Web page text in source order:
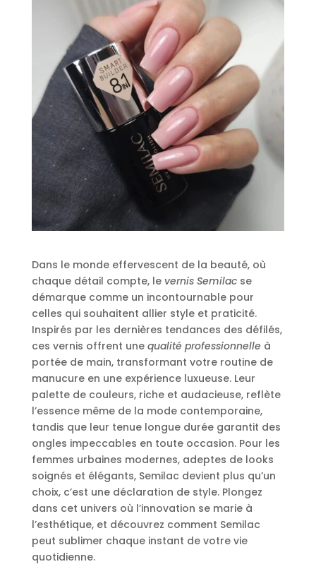
Dans le monde effervescent de la beauté, où
chaque détail compte, le vernis Semilacse
démarque comme un incontournable pour
celles qui souhaitent allier style et praticité.
Inspirés par les dernières tendances des défilés,
ces vernis offrent une qualité professionnelle à
portée de main, transformant votre routine de
manucure en une expérience luxueuse. Leur
palette de couleurs, riche et audacieuse, reflète
l’essence même de la mode contemporaine,
tandis que leur tenue longue durée garantit des
ongles impeccables en toute occasion. Pour les
femmes urbaines modernes, adeptes de looks
soignés et élégants, Semilac devient plus qu’un
choix, c’est une déclaration de style. Plongez
dans cet univers où l’innovation se marie à
l’esthétique, et découvrez comment Semilac
peut sublimer chaque instant de votre vie
quotidienne.